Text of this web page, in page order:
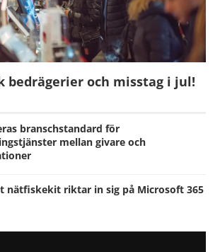
bedrägerier och misstag i jul!
branschstandard för
mellan givare och
nätfiskekit riktar in sig på Microsoft 365